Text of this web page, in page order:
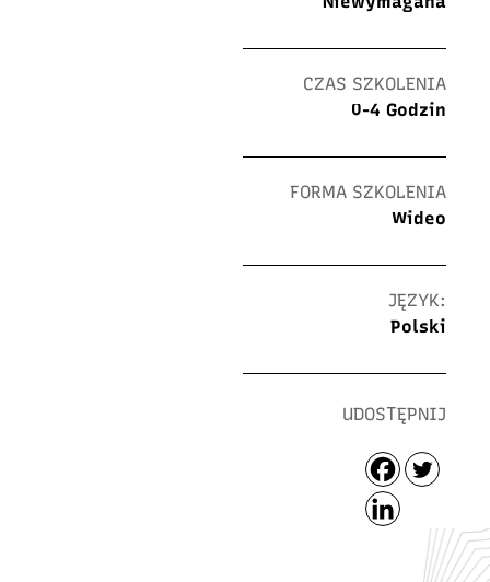
CZAS SZKOLENIA
0-4 Godzin
FORMA SZKOLENIA
Wideo
JĘZYK:
Polski
UDOSTĘPNIJ